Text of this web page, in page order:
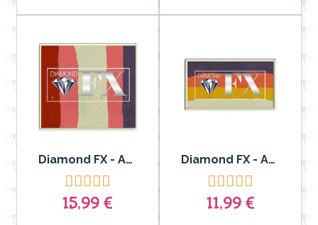
Diamond FX - Aquacolor Split Cake para Rostro y Cuerpo Red Velvet 50gr DFXRS50-91

15,99 €
Diamond FX - Aguacolor Split Cake para Rostro y Cuerpo Papaya Party

11,99 €